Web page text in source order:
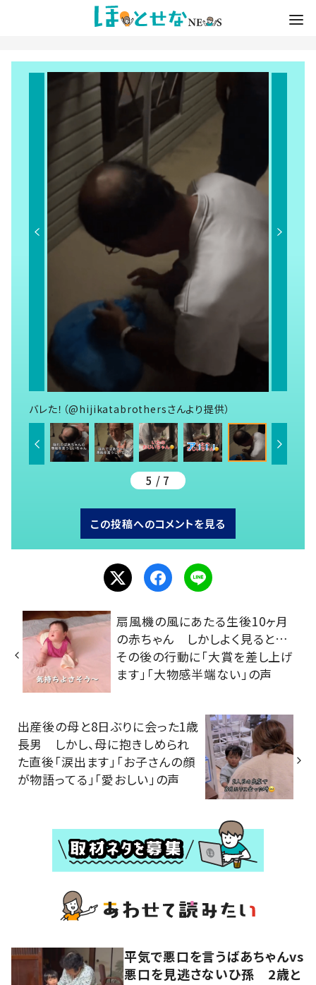
バレた！（@hijikatabrothersさんより提供）
5 / 7
この投稿へのコメントを見る
扇風機の風にあたる生後10ヶ月
の赤ちゃん しかしよく見ると…
その後の行動に「大賞を差し上げ
ます」「大物感半端ない」の声
出産後の母と8日ぶりに会った1歳
長男 しかし、母に抱きしめられ
た直後「涙出ます」「お子さんの顔
が物語ってる」「愛おしい」の声
平気で悪口を言うばあちゃんvs
悪口を見逃さないひ孫 2歳と